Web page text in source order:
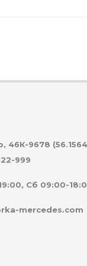
46К-9678
999
Сб 09:00-
mercedes.com